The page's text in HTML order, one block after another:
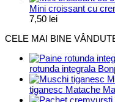
Mini croissant cu
7,50 lei
CELE MAI BINE
rotunda integrala
tiganesc Matache